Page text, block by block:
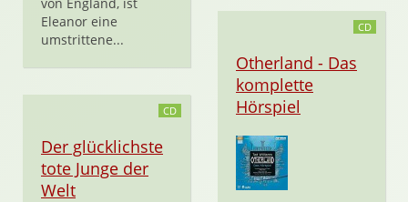
Eleanor eine
umstrittene...
CD
Der glücklichste
tote Junge der
Welt
CD
Otherland - Das
komplette
Hörspiel